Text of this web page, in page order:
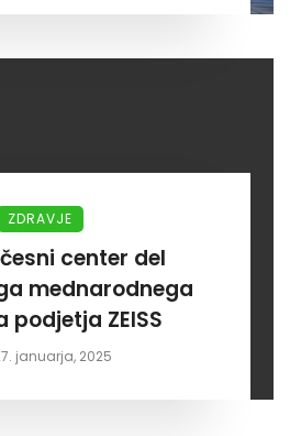
ZDRAVJE
center del
mednarodnega
podjetja ZEISS
januarja, 2025